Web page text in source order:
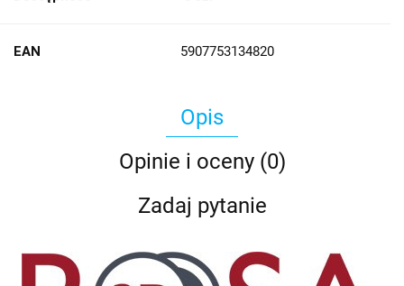
EAN 5907753134820
Opis
Opinie i oceny (0)
Zadaj pytanie